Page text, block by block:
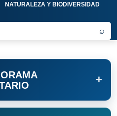
NATURALEZA Y BIODIVERSIDAD
⌕
+